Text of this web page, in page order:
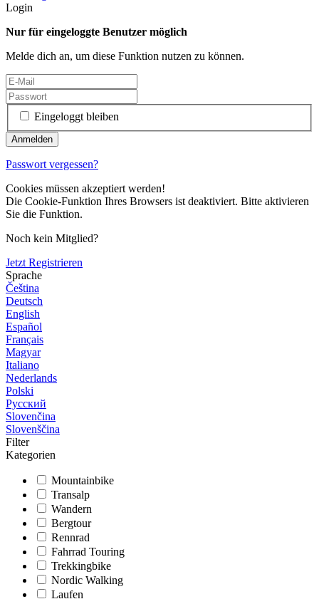
Login
Nur für eingeloggte Benutzer möglich
Melde dich an, um diese Funktion nutzen zu können.
Eingeloggt bleiben
Passwort vergessen?
Cookies müssen akzeptiert werden!
Die Cookie-Funktion Ihres Browsers ist deaktiviert. Bitte aktivieren
Sie die Funktion.
Noch kein Mitglied?
Jetzt Registrieren
Sprache
Čeština
Deutsch
English
Español
Français
Magyar
Italiano
Nederlands
Polski
Русский
Slovenčina
Slovenščina
Filter
Kategorien
Mountainbike
Transalp
Wandern
Bergtour
Rennrad
Fahrrad Touring
Trekkingbike
Nordic Walking
Laufen